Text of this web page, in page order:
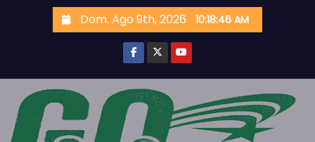
Dom. Ago 9th, 2026 10:18:47 AM